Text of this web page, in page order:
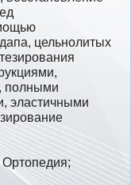
цельнолитых
полными
эластичными
Ортопедия;